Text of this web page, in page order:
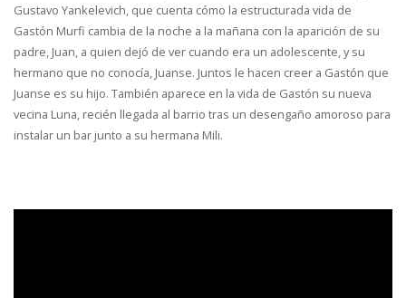
Gustavo Yankelevich, que cuenta cómo la estructurada vida de
Gastón Murfi cambia de la noche a la mañana con la aparición de su
padre, Juan, a quien dejó de ver cuando era un adolescente, y su
hermano que no conocía, Juanse. Juntos le hacen creer a Gastón que
Juanse es su hijo. También aparece en la vida de Gastón su nueva
vecina Luna, recién llegada al barrio tras un desengaño amoroso para
instalar un bar junto a su hermana Mili.